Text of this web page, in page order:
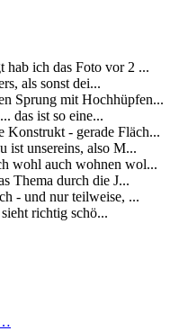
hab ich das Foto vor 2 ...
als sonst dei...
Sprung mit Hochhüpfen...
das ist so eine...
Konstrukt - gerade Fläch...
ist unsereins, also M...
wohl auch wohnen wol...
Thema durch die J...
- und nur teilweise, ...
richtig schö...